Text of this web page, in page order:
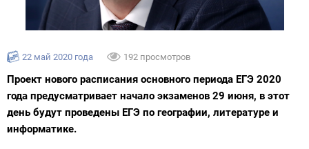
22 май 2020 года 192 просмотров
Проект нового расписания основного периода ЕГЭ 2020
года предусматривает начало экзаменов 29 июня, в этот
день будут проведены ЕГЭ по географии, литературе и
информатике.